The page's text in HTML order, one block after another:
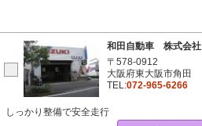
和田自動車 株式会社
〒578-0912
大阪府東大阪市角田
TEL:072-965-6266
しっかり整備で安全走行